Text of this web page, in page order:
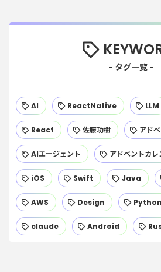
AI ReactNative LLM
React 佐藤功樹 アド
AIエージェント アドベントカ
iOS Swift Java
AWS Design Python
claude Android